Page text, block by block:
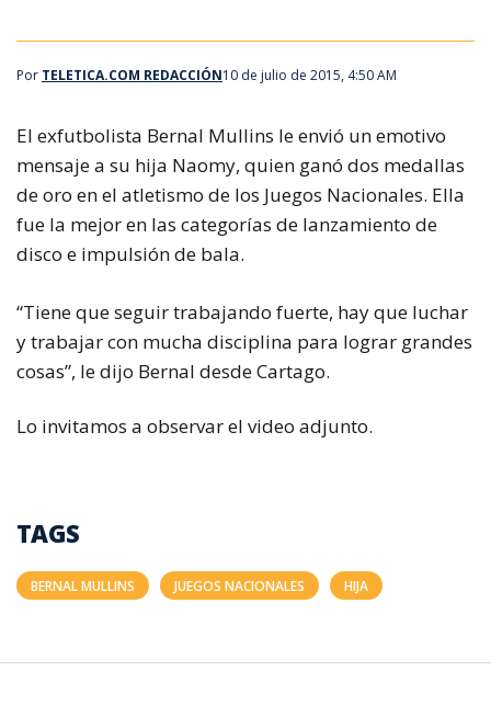
Por TELETICA.COM REDACCIÓN10 de julio de 2015, 4:50 AM
El exfutbolista Bernal Mullins le envió un emotivo
mensaje a su hija Naomy, quien ganó dos medallas
de oro en el atletismo de los Juegos Nacionales. Ella
fue la mejor en las categorías de lanzamiento de
disco e impulsión de bala.
“Tiene que seguir trabajando fuerte, hay que luchar
y trabajar con mucha disciplina para lograr grandes
cosas”, le dijo Bernal desde Cartago.
Lo invitamos a observar el video adjunto.
TAGS
BERNAL MULLINS JUEGOS NACIONALES HIJA